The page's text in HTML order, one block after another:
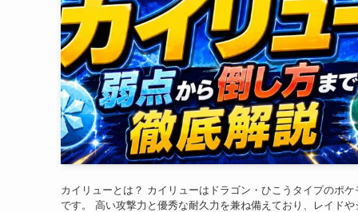
カイリューとは？ カイリューはドラゴン・ひこうタイプのポケ
です。 高い攻撃力と優秀な耐久力を兼ね備えており、レイドや